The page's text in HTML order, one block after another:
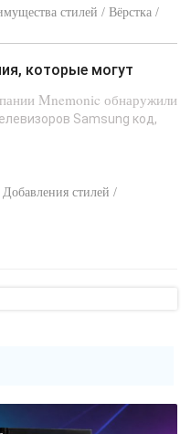
стилей / Вёрстка /
которые могут
Mnemonic обнаружили
Samsung код,
стилей /